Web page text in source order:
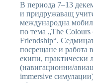
В периода 7–13
и придружаващ
международна
по тема „The Colours
Friendship“.
посрещане и работа
екипи, практически
(навигационни/
immersive